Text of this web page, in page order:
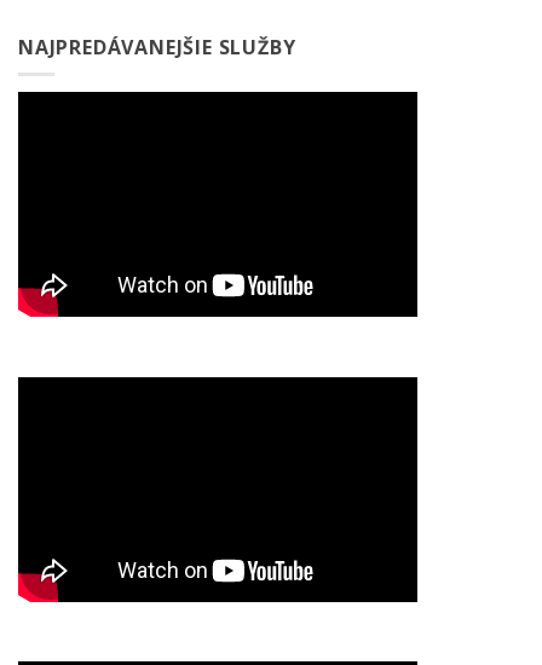
NAJPREDÁVANEJŠIE SLUŽBY